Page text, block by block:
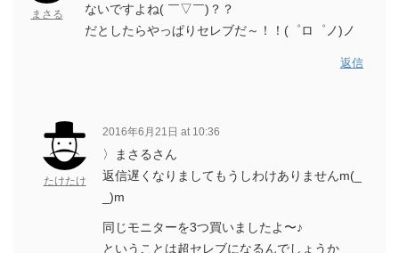
まさる
ないですよね( ￣▽￣)？？
だとしたらやっぱりセレブだ～！！(゜ロ゜ノ)ノ
返信
たけたけ
2016年6月21日 at 10:36
〉まさるさん
返信遅くなりましてもうしわけありませんm(_
_)m
同じモニターを3つ買いましたよ〜♪
ということは超セレブになるんでしょうか